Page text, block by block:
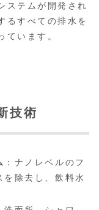
ステムが開発され
るすべての排水を
ています。
技術
：ナノレベルのフ
を除去し、飲料水